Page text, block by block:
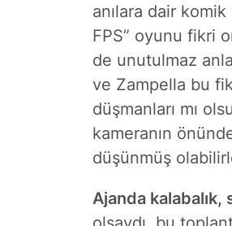
anılara dair
FPS” oyunu fikri
de unutulmaz
ve Zampella bu
düşmanları mı
kameranın
düşünmüş
Ajanda kalabalık,